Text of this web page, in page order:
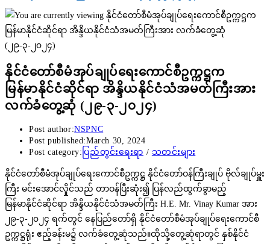
နိုင်ငံတော်စီမံအုပ်ချုပ်ရေးကောင်စီဥက္ကဋ္ဌက
မြန်မာနိုင်ငံဆိုင်ရာ အိန္ဒိယနိုင်ငံသံအမတ်ကြီးအား
လက်ခံတွေ့ဆုံ (၂၉-၃-၂၀၂၄)
Post author:NSPNC
Post published:March 30, 2024
Post category: ပြည်တွင်းရေးရာ / သတင်းများ
နိုင်ငံတော်စီမံအုပ်ချုပ်ရေးကောင်စီဥက္ကဋ္ဌ နိုင်ငံတော်ဝန်ကြီးချုပ် ဗိုလ်ချုပ်မှူး
ကြီး မင်းအောင်လှိုင်သည် တာဝန်ပြီးဆုံး၍ ပြန်လည်ထွက်ခွာမည့်
မြန်မာနိုင်ငံဆိုင်ရာ အိန္ဒိယနိုင်ငံသံအမတ်ကြီး H.E. Mr. Vinay Kumar အား
၂၉-၃-၂၀၂၄ ရက်တွင် နေပြည်တော်ရှိ နိုင်ငံတော်စီမံအုပ်ချုပ်ရေးကောင်စီ
ဥက္ကဋ္ဌရုံး ဧည့်ခန်းမ၌ လက်ခံတွေ့ဆုံသည်။ထိုသို့တွေ့ဆုံရာတွင် နှစ်နိုင်ငံ